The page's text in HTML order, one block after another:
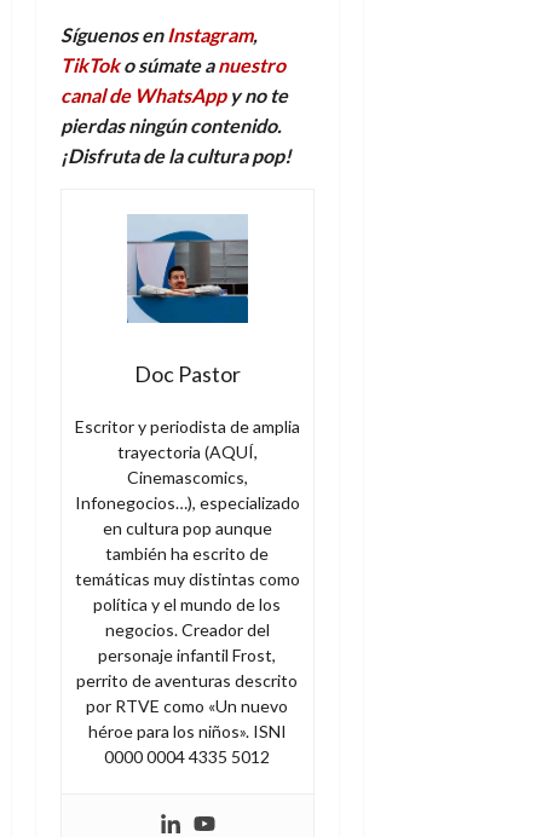
Síguenos enInstagram,
TikToko súmate anuestro
canal de WhatsAppy no te
pierdas ningún contenido.
¡Disfruta de la cultura pop!
Doc Pastor
Escritor y periodista de amplia
trayectoria (AQUÍ,
Cinemascomics,
Infonegocios…), especializado
en cultura pop aunque
también ha escrito de
temáticas muy distintas como
política y el mundo de los
negocios. Creador del
personaje infantil Frost,
perrito de aventuras descrito
por RTVE como «Un nuevo
héroe para los niños». ISNI
0000 0004 4335 5012